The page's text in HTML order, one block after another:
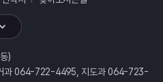
)
과 064-722-4495, 지도과 064-723-